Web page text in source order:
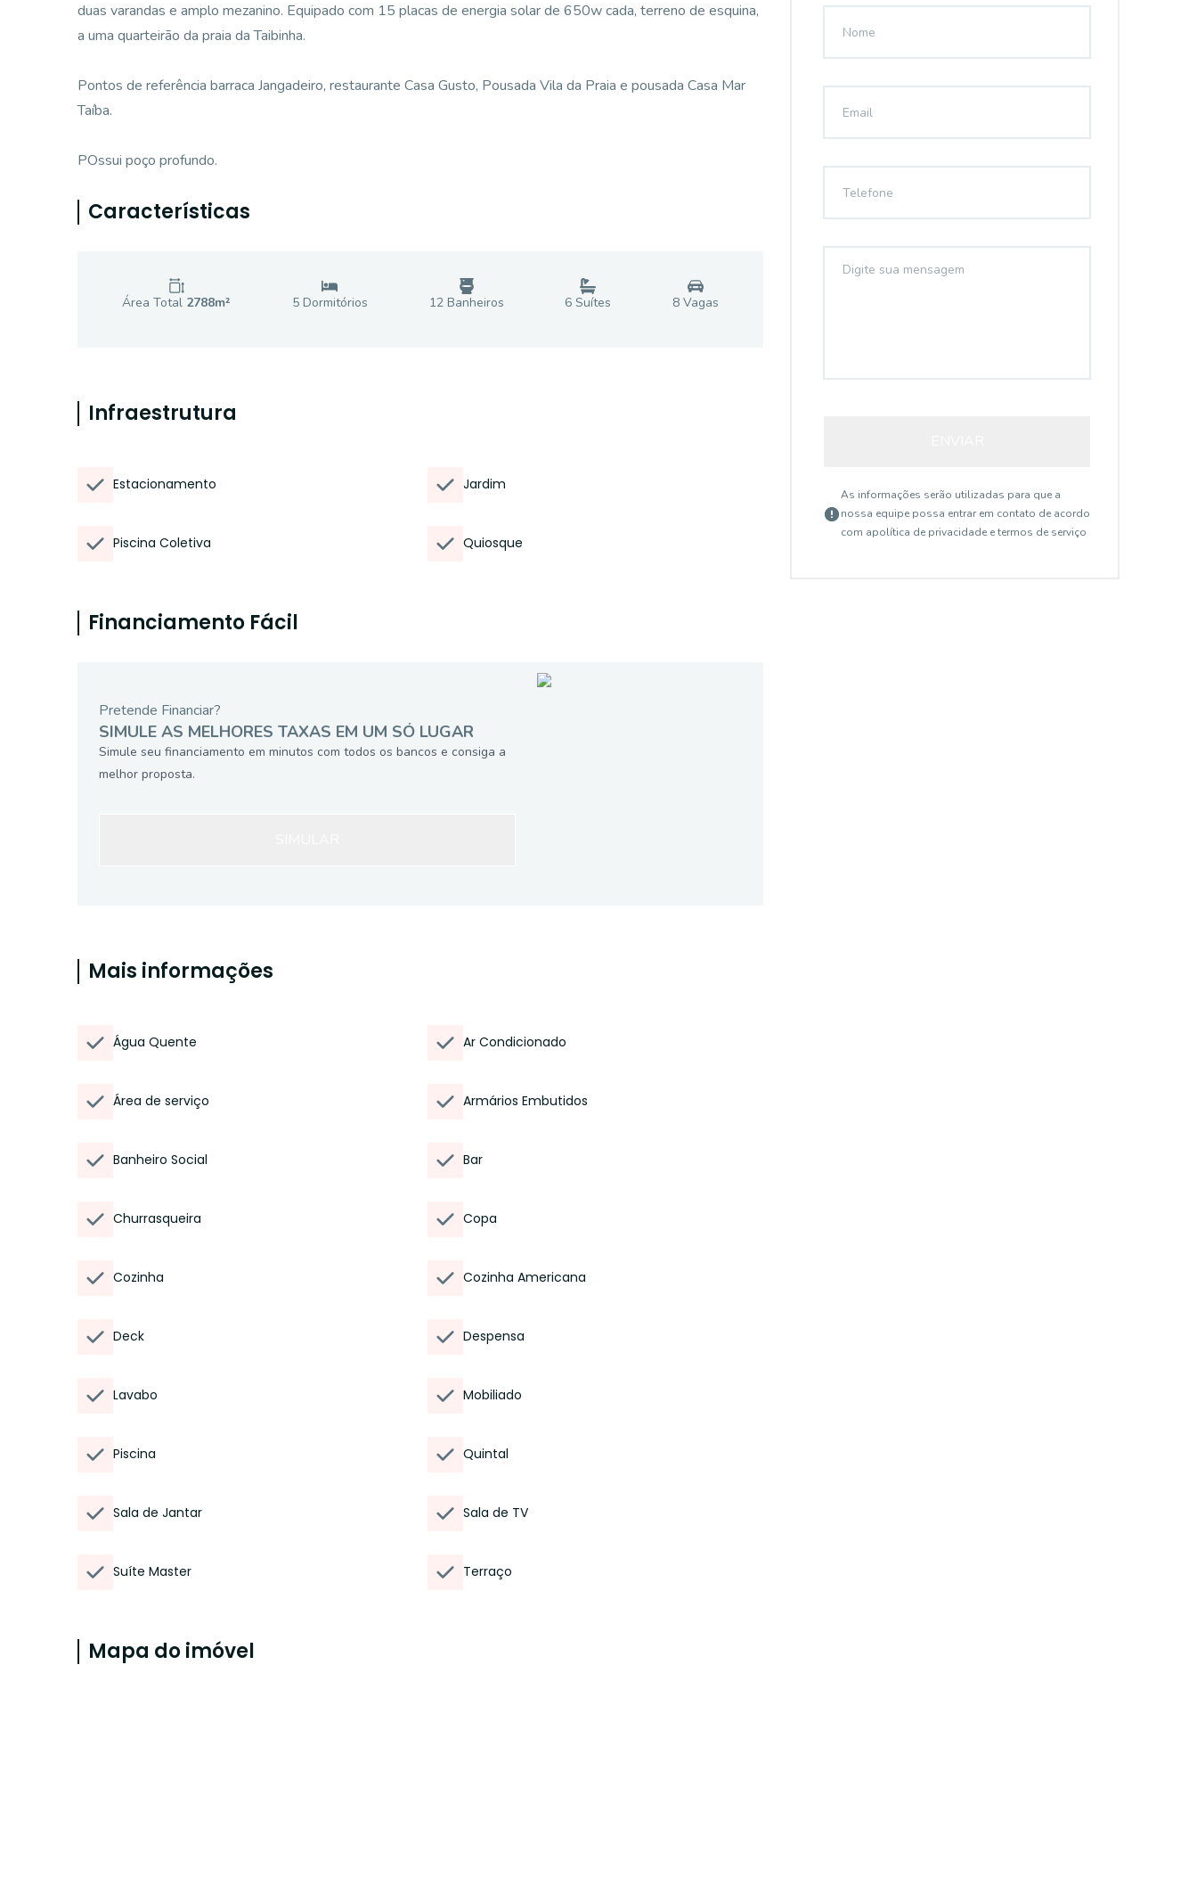
duas varandas e amplo mezanino. Equipado com 15 placas de energia solar de 650w cada, terreno de esquina,
a uma quarteirão da praia da Taibinha.
Pontos de referência barraca Jangadeiro, restaurante Casa Gusto, Pousada Vila da Praia e pousada Casa Mar
Taíba.
POssui poço profundo.
Características
Área Total 2788m² 5Dormitórios 12Banheiros 6 Suítes 8 Vagas
Infraestrutura
Estacionamento Jardim
Piscina Coletiva Quiosque
Financiamento Fácil
Pretende Financiar?
SIMULE AS MELHORES TAXAS EM UM SÓ LUGAR
Simule seu financiamento em minutos com todos os bancos e consiga a
melhor proposta.
Mais informações
Água Quente Ar Condicionado
Área de serviço Armários Embutidos
Banheiro Social Bar
Churrasqueira Copa
Cozinha Cozinha Americana
Deck Despensa
Lavabo Mobiliado
Piscina Quintal
Sala de Jantar Sala de TV
Suíte Master Terraço
Mapa do imóvel
As informações serão utilizadas para que a
nossa equipe possa entrar em contato de acordo
com apolítica de privacidade e termos de serviço